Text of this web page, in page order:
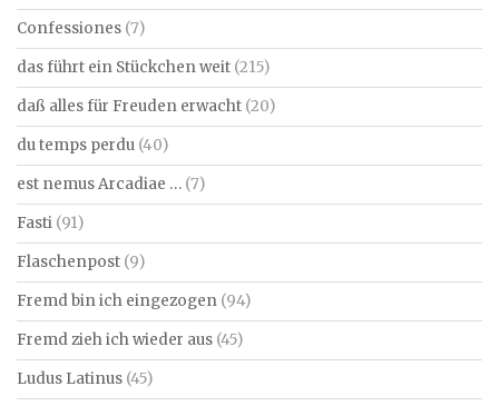
Confessiones (7)
das führt ein Stückchen weit (215)
daß alles für Freuden erwacht (20)
du temps perdu (40)
est nemus Arcadiae … (7)
Fasti (91)
Flaschenpost (9)
Fremd bin ich eingezogen (94)
Fremd zieh ich wieder aus (45)
Ludus Latinus (45)